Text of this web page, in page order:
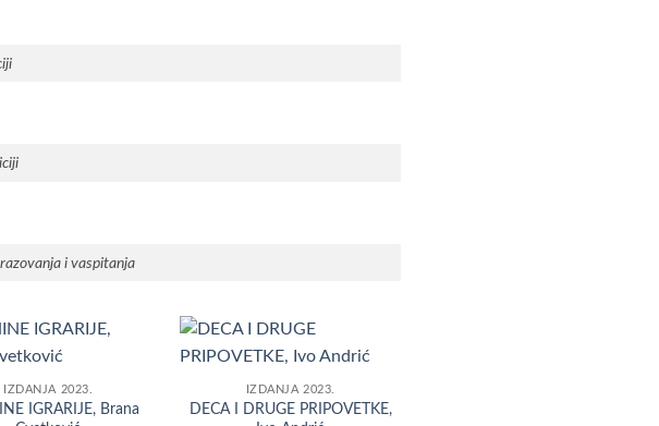
i vaspitanja
Listu
IZDANJA 2023.
IGRARIJE, Brana
Listu
IZDANJA 2023.
DECA I DRUGE PRIPOVETKE,